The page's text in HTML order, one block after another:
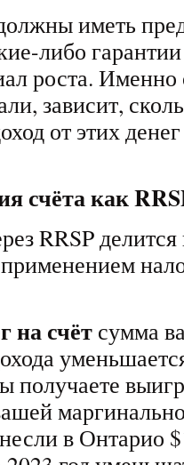
иметь
либо
роста. Именно
зависит,
от этих
счёта как
RRSP
на счёт сумма
получаете
в Онтарио